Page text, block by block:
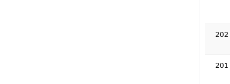
202
201